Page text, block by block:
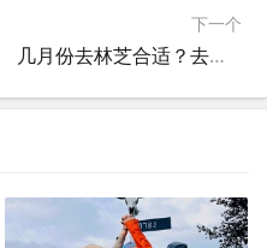
下一个
几月份去林芝合适？去林芝几月最好